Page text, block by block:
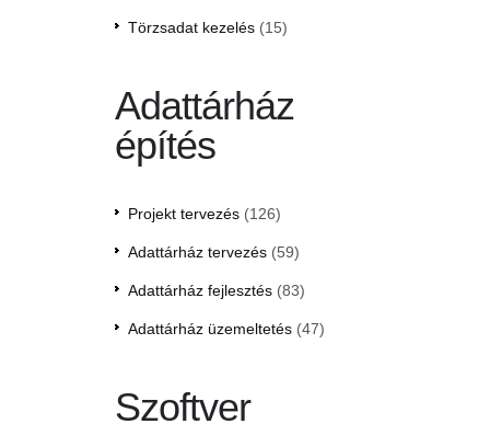
Törzsadat kezelés(15)
Adattárház
építés
Projekt tervezés(126)
Adattárház tervezés(59)
Adattárház fejlesztés(83)
Adattárház üzemeltetés(47)
Szoftver